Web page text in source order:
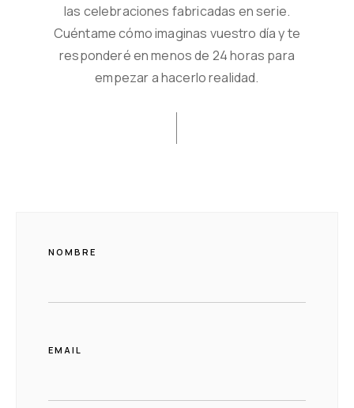
las celebraciones fabricadas en serie.
Cuéntame cómo imaginas vuestro día y te
responderé en menos de 24 horas para
empezar a hacerlo realidad.
NOMBRE
EMAIL